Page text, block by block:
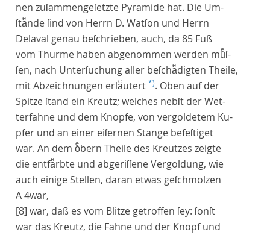
nen zuſammengeſetzte Pyramide hat. Die Um-
ſtaͤnde ſind von Herrn D. Watſon und Herrn
Delaval genau beſchrieben, auch, da 85 Fuß
vom Thurme haben abgenommen werden muͤſ-
ſen, nach Unterſuchung aller beſchaͤdigten Theile,
mit Abzeichnungen erlaͤutert *). Oben auf der
Spitze ſtand ein Kreutz; welches nebſt der Wet-
terfahne und dem Knopfe, von vergoldetem Ku-
pfer und an einer eiſernen Stange befeſtiget
war. An dem oͤbern Theile des Kreutzes zeigte
die entfaͤrbte und abgeriſſene Vergoldung, wie
auch einige Stellen, daran etwas geſchmolzen
A 4war,
[8] war, daß es vom Blitze getroffen ſey: ſonſt
war das Kreutz, die Fahne und der Knopf und